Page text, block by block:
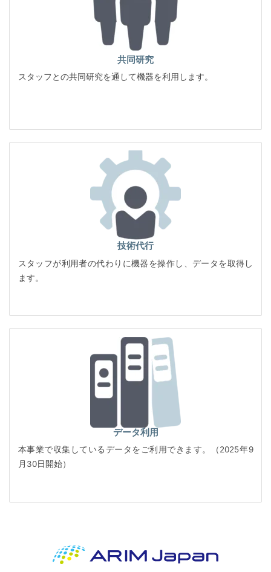
共同研究
スタッフとの共同研究を通して機器を利用します。
技術代行
スタッフが利用者の代わりに機器を操作し、データを取得し
ます。
データ利用
本事業で収集しているデータをご利用できます。（2025年9
月30日開始）